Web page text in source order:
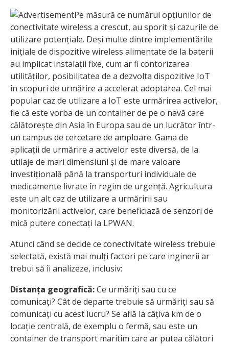
Pe măsură ce numărul opțiunilor de
conectivitate wireless a crescut, au sporit și cazurile de
utilizare potențiale. Deși multe dintre implementările
inițiale de dispozitive wireless alimentate de la baterii
au implicat instalații fixe, cum ar fi contorizarea
utilităților, posibilitatea de a dezvolta dispozitive IoT
în scopuri de urmărire a accelerat adoptarea. Cel mai
popular caz de utilizare a IoT este urmărirea activelor,
fie că este vorba de un container de pe o navă care
călătorește din Asia în Europa sau de un lucrător într-
un campus de cercetare de amploare. Gama de
aplicații de urmărire a activelor este diversă, de la
utilaje de mari dimensiuni și de mare valoare
investițională până la transporturi individuale de
medicamente livrate în regim de urgență. Agricultura
este un alt caz de utilizare a urmăririi sau
monitorizării activelor, care beneficiază de senzori de
mică putere conectați la LPWAN.
Atunci când se decide ce conectivitate wireless trebuie
selectată, există mai mulți factori pe care inginerii ar
trebui să îi analizeze, inclusiv:
Distanța geografică:Ce urmăriți sau cu ce
comunicați? Cât de departe trebuie să urmăriți sau să
comunicați cu acest lucru? Se află la câțiva km de o
locație centrală, de exemplu o fermă, sau este un
container de transport maritim care ar putea călători